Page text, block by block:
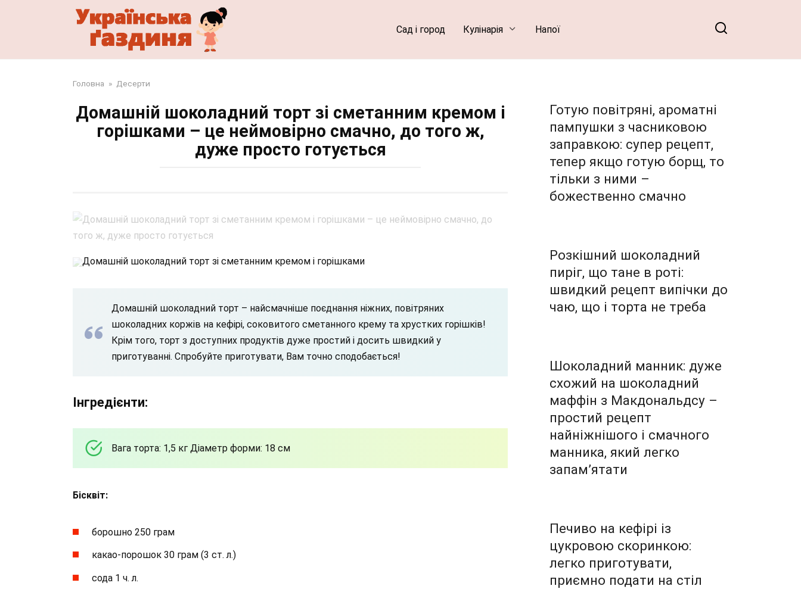
Сад і город Кулінарія Напої
Головна » Десерти
Домашній шоколадний торт зі сметанним кремом і
горішками – це неймовірно смачно, до того ж,
дуже просто готується
Домашній шоколадний торт зі сметанним кремом і горішками
Домашній шоколадний торт – найсмачніше поєднання ніжних, повітряних
шоколадних коржів на кефірі, соковитого сметанного крему та хрустких горішків!
Крім того, торт з доступних продуктів дуже простий і досить швидкий у
приготуванні. Спробуйте приготувати, Вам точно сподобається!
Інгредієнти:
Вага торта: 1,5 кг Діаметр форми: 18 см
Бісквіт:
борошно 250 грам
какао-порошок 30 грам (3 ст. л.)
сода 1 ч. л.
Готую повітряні, ароматні
пампушки з часниковою
заправкою: супер рецепт,
тепер якщо готую борщ, то
тільки з ними –
божественно смачно
Розкішний шоколадний
пиріг, що тане в роті:
швидкий рецепт випічки до
чаю, що і торта не треба
Шоколадний манник: дуже
схожий на шоколадний
маффін з Макдональдсу –
простий рецепт
найніжнішого і смачного
манника, який легко
запам’ятати
Печиво на кефірі із
цукровою скоринкою:
легко приготувати,
приємно подати на стіл